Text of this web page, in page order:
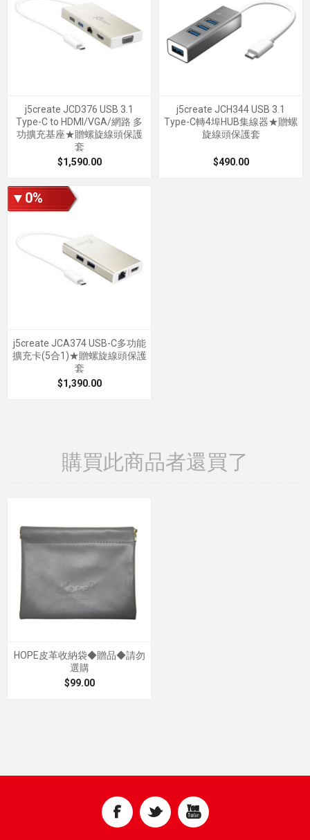
j5create JCD376 USB 3.1
Type-C to HDMI/VGA/網路 多
功擴充基座★贈螺旋線頭保護
套
$1,590.00
j5create JCH344 USB 3.1
Type-C轉4埠HUB集線器★贈螺
旋線頭保護套
$490.00
▼0%
j5create JCA374 USB-C多功能
擴充卡(5合1)★贈螺旋線頭保護
套
$1,390.00
購買此商品者還買了
HOPE皮革收納袋◆贈品◆請勿
選購
$99.00